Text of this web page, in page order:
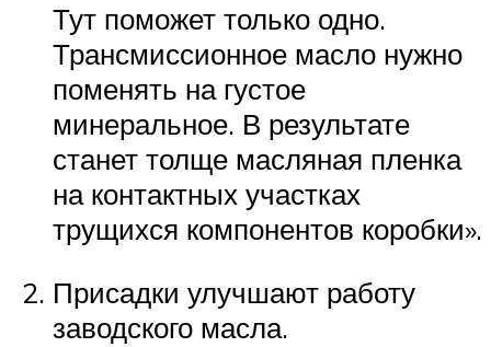
Тут поможет только одно.
Трансмиссионное масло нужно
поменять на густое
минеральное. В результате
станет толще масляная пленка
на контактных участках
трущихся компонентов коробки».
Присадки улучшают работу
заводского масла.